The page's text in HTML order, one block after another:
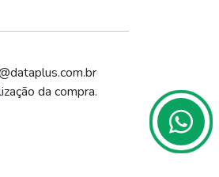
da compra.